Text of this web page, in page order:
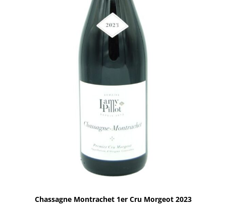
Chassagne Montrachet 1er Cru Morgeot 2023